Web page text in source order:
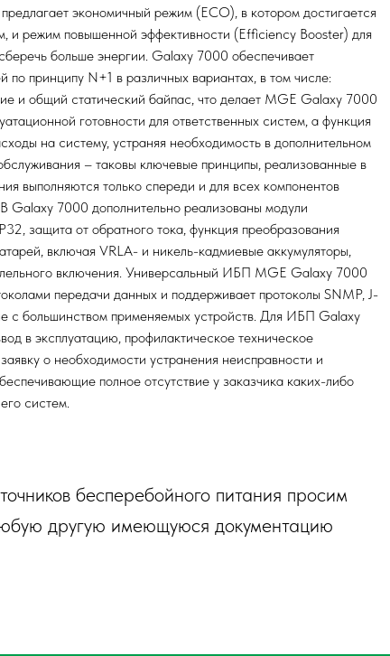
экономичный режим (ECO), в котором достигается
и режим повышенной эффективности (Efficiency Booster) для
больше энергии. Galaxy 7000 обеспечивает
принципу N+1 в различных вариантах, в том числе:
и общий статический байпас, что делает MGE Galaxy 7000
готовности для ответственных систем, а функция
на систему, устраняя необходимость в дополнительном
– таковы ключевые принципы, реализованные в
выполняются только спереди и для всех компонентов
Galaxy 7000 дополнительно реализованы модули
защита от обратного тока, функция преобразования
включая VRLA- и никель-кадмиевые аккумуляторы,
включения. Универсальный ИБП MGE Galaxy 7000
передачи данных и поддерживает протоколы SNMP, J-
с большинством применяемых устройств. Для ИБП Galaxy
в эксплуатацию, профилактическое техническое
о необходимости устранения неисправности и
полное отсутствие у заказчика каких-либо
систем.
бесперебойного питания просим
другую имеющуюся документацию